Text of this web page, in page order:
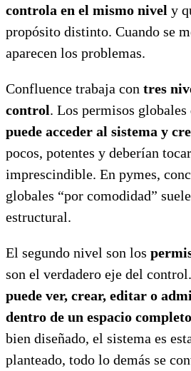
controla en el mismo nivel y
propósito distinto. Cuando se
aparecen los problemas.
Confluence trabaja con tres
control. Los permisos globales
puede acceder al sistema y
pocos, potentes y deberían
imprescindible. En pymes,
globales “por comodidad”
estructural.
El segundo nivel son los
son el verdadero eje del
puede ver, crear, editar o
dentro de un espacio completo
bien diseñado, el sistema es
planteado, todo lo demás se